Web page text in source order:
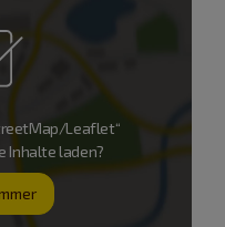
Leaflet“
Inhalte laden?